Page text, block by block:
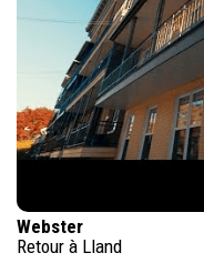
Webster
Retour à Lland